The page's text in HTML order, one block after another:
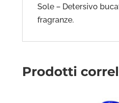
Sole – Detersivo
fragranze.
Prodotti